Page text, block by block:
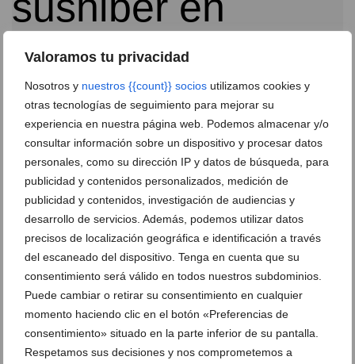
Valoramos tu privacidad
Nosotros y nuestros {{count}} socios utilizamos cookies y
otras tecnologías de seguimiento para mejorar su
experiencia en nuestra página web. Podemos almacenar y/o
consultar información sobre un dispositivo y procesar datos
personales, como su dirección IP y datos de búsqueda, para
publicidad y contenidos personalizados, medición de
publicidad y contenidos, investigación de audiencias y
desarrollo de servicios. Además, podemos utilizar datos
precisos de localización geográfica e identificación a través
del escaneado del dispositivo. Tenga en cuenta que su
consentimiento será válido en todos nuestros subdominios.
Puede cambiar o retirar su consentimiento en cualquier
momento haciendo clic en el botón «Preferencias de
consentimiento» situado en la parte inferior de su pantalla.
Respetamos sus decisiones y nos comprometemos a
El restaurante japonés Sushiber abre un nuevo local
en Paseo Saladar, 34
04 de agosto de 2021